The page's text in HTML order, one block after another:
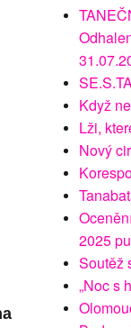
Když
Lži,
Nový
2025
Soutěž
„Noc s